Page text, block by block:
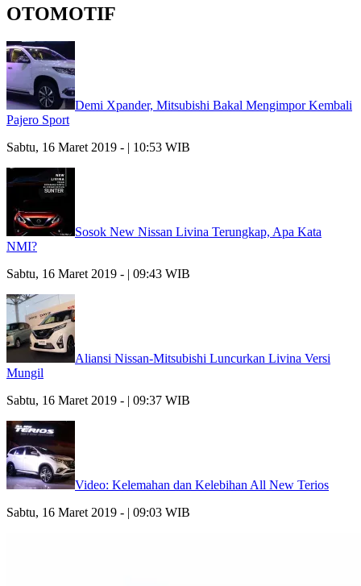
OTOMOTIF
Demi Xpander, Mitsubishi Bakal Mengimpor Kembali
Pajero Sport
Sabtu, 16 Maret 2019 - | 10:53 WIB
Sosok New Nissan Livina Terungkap, Apa Kata
NMI?
Sabtu, 16 Maret 2019 - | 09:43 WIB
Aliansi Nissan-Mitsubishi Luncurkan Livina Versi
Mungil
Sabtu, 16 Maret 2019 - | 09:37 WIB
Video: Kelemahan dan Kelebihan All New Terios
Sabtu, 16 Maret 2019 - | 09:03 WIB